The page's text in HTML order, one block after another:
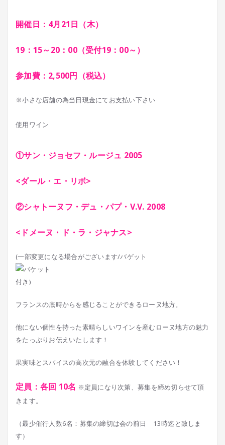
開催日：4月21日（木）
19：15～20：00（受付19：00～）
参加費：2,500円（税込）
※小さな店舗の為当日現金にてお支払い下さい
使用ワイン
①サン・ジョセフ・ルージュ 2005
<ダール・エ・リボ>
②シャトーヌフ・デュ・パプ・V.V. 2008
<ドメーヌ・ド・ラ・ジャナス>
(一部変更になる場合がございます/バゲット
付き)
フランスの底時からを感じることができるローヌ地方。
他にない個性を持った素晴らしいワインを産むローヌ地方の魅力
をたっぷりお伝えいたします！
果実味とスパイスの高次元の融合を体験してください！
定員：各回 10名 ※定員になり次第、募集を締め切らせて頂
きます。
（最少催行人数6名：募集の締切は会の前日 13時迄と致しま
す）